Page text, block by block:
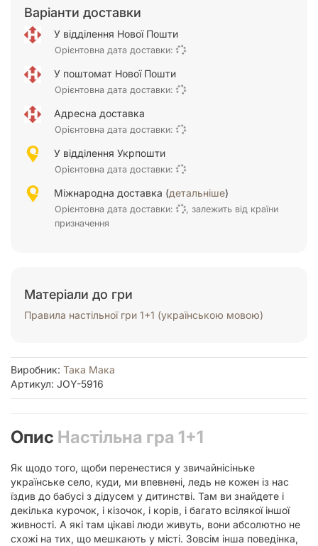
Варіанти доставки
У відділення Нової Пошти
Орієнтовна дата доставки:
У поштомат Нової Пошти
Орієнтовна дата доставки:
Адресна доставка
Орієнтовна дата доставки:
У відділення Укрпошти
Орієнтовна дата доставки:
Міжнародна доставка (детальніше)
Орієнтовна дата доставки:
, залежить від країни
призначення
Матеріали до гри
Правила настільної гри 1+1 (українською мовою)
Виробник: Така Мака
Артикул: JOY-5916
Опис Настільна гра 1+1
Як щодо того, щоби перенестися у звичайнісіньке
українське село, куди, ми впевнені, ледь не кожен із нас
їздив до бабусі з дідусем у дитинстві. Там ви знайдете і
декілька курочок, і кізочок, і корів, і багато всілякої іншої
живності. А які там цікаві люди живуть, вони абсолютно не
схожі на тих, що мешкають у місті. Зовсім інша поведінка,